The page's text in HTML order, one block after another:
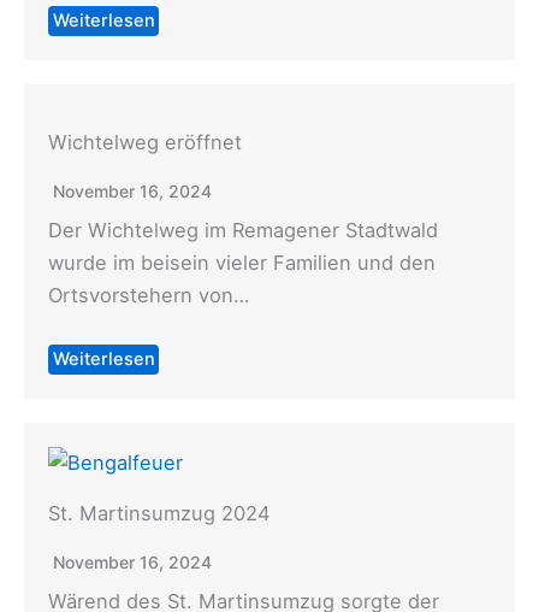
Weiterlesen
Wichtelweg eröffnet
November 16, 2024
Der Wichtelweg im Remagener Stadtwald
wurde im beisein vieler Familien und den
Ortsvorstehern von…
Weiterlesen
St. Martinsumzug 2024
November 16, 2024
Wärend des St. Martinsumzug sorgte der